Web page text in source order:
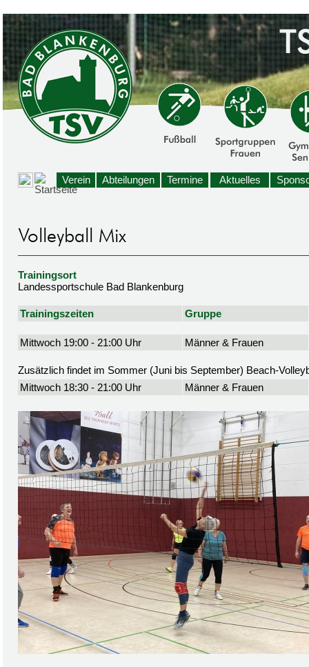
Verein Abteilungen Termine Aktuelles
Trainingsort
Landessportschule Bad Blankenburg
Trainingszeiten Gruppe
Mittwoch 19:00 - 21:00 Uhr Männer & Frauen
Zusätzlich findet im Sommer (Juni bis September) Beach-
Mittwoch 18:30 - 21:00 Uhr
Männer & Frauen